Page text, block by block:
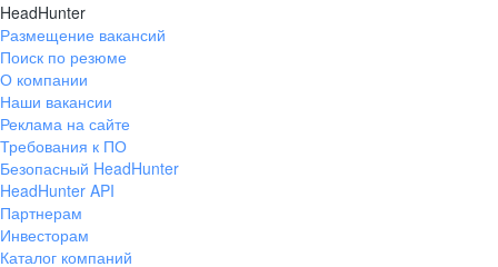
HeadHunter
Размещение вакансий
Поиск по резюме
О компании
Наши вакансии
Реклама на сайте
Требования к ПО
Безопасный HeadHunter
HeadHunter API
Партнерам
Инвесторам
Каталог компаний